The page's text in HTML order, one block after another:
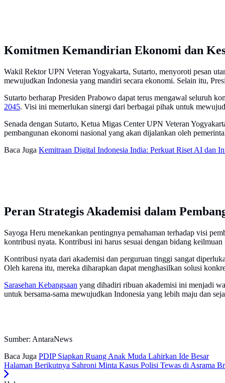
Komitmen Kemandirian Ekonomi dan
Wakil Rektor UPN Veteran Yogyakarta, Sutarto, menyoroti pesan
mewujudkan Indonesia yang mandiri secara ekonomi. Selain itu,
Sutarto berharap Presiden Prabowo dapat terus mengawal seluruh
2045. Visi ini memerlukan sinergi dari berbagai pihak untuk
Senada dengan Sutarto, Ketua Migas Center UPN Veteran
pembangunan ekonomi nasional yang akan dijalankan oleh
Baca Juga Kemitraan Digital Indonesia India: Perkuat Riset AI dan
Peran Strategis Akademisi dalam
Sayoga Heru menekankan pentingnya pemahaman terhadap visi
kontribusi nyata. Kontribusi ini harus sesuai dengan bidang
Kontribusi nyata dari akademisi dan perguruan tinggi sangat
Oleh karena itu, mereka diharapkan dapat menghasilkan solusi
Sarasehan Kebangsaan yang dihadiri ribuan akademisi ini menjadi
untuk bersama-sama mewujudkan Indonesia yang lebih maju dan
Sumber: AntaraNews
Baca Juga PDIP Siapkan Ruang Anak Muda Lahirkan Ide Besar
Halaman Berikutnya Sahroni Minta Kasus Polisi Tewas di Asrama